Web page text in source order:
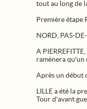
tout au long de
Première étape
NORD, PAS-
A
ramènera qu'un
Après un début
LILLE a été la
Tour d'avant